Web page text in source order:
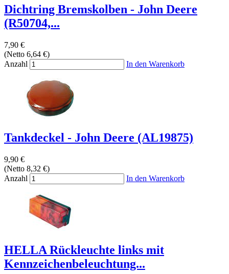
Dichtring Bremskolben - John Deere
(R50704,...
7,90 €
(Netto 6,64 €)
Anzahl
In den Warenkorb
Tankdeckel - John Deere (AL19875)
9,90 €
(Netto 8,32 €)
Anzahl
In den Warenkorb
HELLA Rückleuchte links mit
Kennzeichenbeleuchtung...